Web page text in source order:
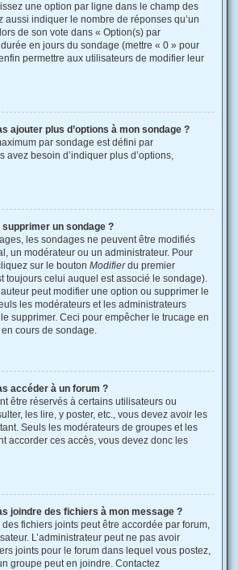
une option par ligne dans le champ des
aussi indiquer le nombre de réponses qu’un
de son vote dans « Option(s) par
durée en jours du sondage (mettre « 0 » pour
permettre aux utilisateurs de modifier leur
ajouter plus d’options à mon sondage ?
par sondage est défini par
avez besoin d’indiquer plus d’options,
un sondage ?
les sondages ne peuvent être modifiés
un modérateur ou un administrateur. Pour
sur le bouton Modifierdu premier
toujours celui auquel est associé le sondage).
peut modifier une option ou supprimer le
les modérateurs et les administrateurs
supprimer. Ceci pour empêcher le trucage en
cours de sondage.
accéder à un forum ?
être réservés à certains utilisateurs ou
les lire, y poster, etc., vous devez avoir les
Seuls les modérateurs de groupes et les
accorder ces accès, vous devez donc les
joindre des fichiers à mon message ?
des fichiers joints peut être accordée par forum,
L’administrateur peut ne pas avoir
joints pour le forum dans lequel vous postez,
groupe peut en joindre. Contactez